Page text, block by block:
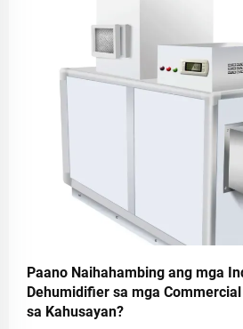
Paano Naihahambing ang mga
Dehumidifier sa mga
sa Kahusayan?